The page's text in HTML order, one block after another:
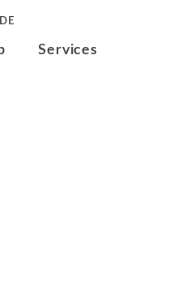
DE
Services